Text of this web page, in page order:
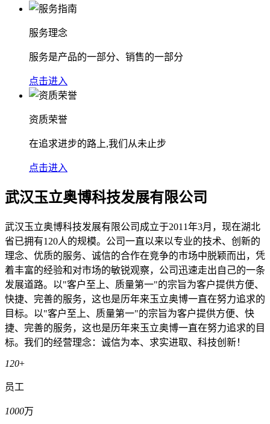
服务理念
服务是产品的一部分、销售的一部分
点击进入
资质荣誉
在追求进步的路上,我们从未止步
点击进入
武汉玉立奥博科技发展有限公司
武汉玉立奥博科技发展有限公司成立于2011年3月，现在湖北
省已拥有120人的规模。公司一直以来以专业的技术、创新的
理念、优质的服务、诚信的合作在竞争的市场中脱颖而出，凭
着丰富的经验和对市场的敏锐观察，公司迅速走出自己的一条
发展道路。以"客户至上、质量第一"的宗旨为客户提供方便、
快捷、完善的服务，这也是历年来玉立奥博一直在努力追求的
目标。以"客户至上、质量第一"的宗旨为客户提供方便、快
捷、完善的服务，这也是历年来玉立奥博一直在努力追求的目
标。我们的经营理念：诚信为本、求实进取、科技创新！
120+
员工
1000万